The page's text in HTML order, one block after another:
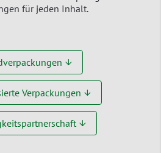
für jeden Inhalt.
↓
Verpackungen ↓
↓